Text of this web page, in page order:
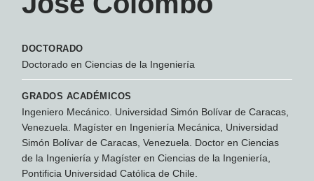
DOCTORADO
Doctorado en Ciencias de la Ingeniería
GRADOS ACADÉMICOS
Ingeniero Mecánico. Universidad Simón Bolívar de Caracas,
Venezuela. Magíster en Ingeniería Mecánica, Universidad
Simón Bolívar de Caracas, Venezuela. Doctor en Ciencias
de la Ingeniería y Magíster en Ciencias de la Ingeniería,
Pontificia Universidad Católica de Chile.